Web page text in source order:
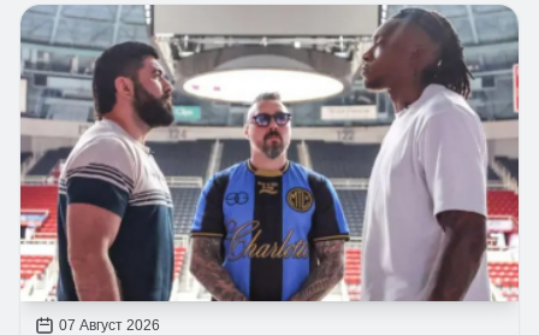
07 Август 2026